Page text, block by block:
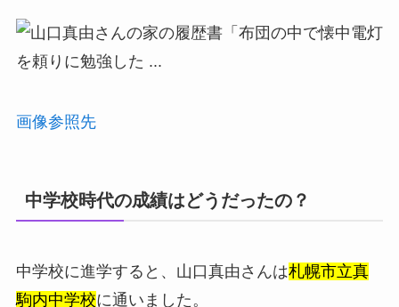
画像参照先
中学校時代の成績はどうだったの？
中学校に進学すると、山口真由さんは札幌市立真
駒内中学校に通いました。